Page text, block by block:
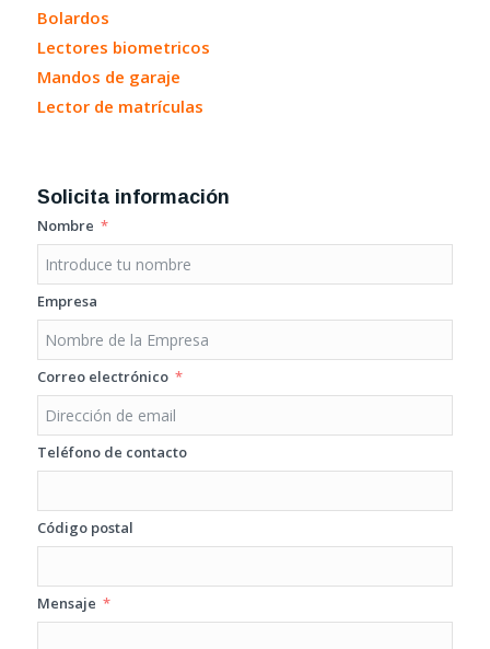
Bolardos
Lectores biometricos
Mandos de garaje
Lector de matrículas
Solicita información
Nombre
Empresa
Correo electrónico
Teléfono de contacto
Código postal
Mensaje